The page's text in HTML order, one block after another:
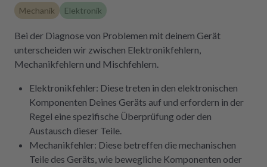
Mechanik Elektronik
Bei der Diagnose von Problemen mit deinem Gerät
unterscheiden wir zwischen Elektronikfehlern,
Mechanikfehlern und Mischfehlern.
Elektronikfehler: Diese treten in den elektronischen
Komponenten Deines Geräts auf und erfordern in der
Regel eine spezifische Überprüfung oder den
Austausch dieser Teile.
Mechanikfehler: Diese betreffen die mechanischen
Teile des Geräts, wie bewegliche Komponenten oder